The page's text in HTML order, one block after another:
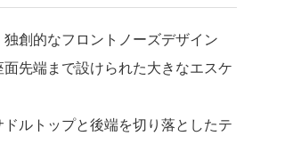
創的なフロントノーズデザイン
先端まで設けられた大きなエスケ
ルトップと後端を切り落としたテ